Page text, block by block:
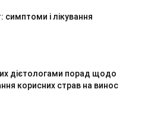
симптоми і лікування
дієтологами порад щодо
корисних страв на винос